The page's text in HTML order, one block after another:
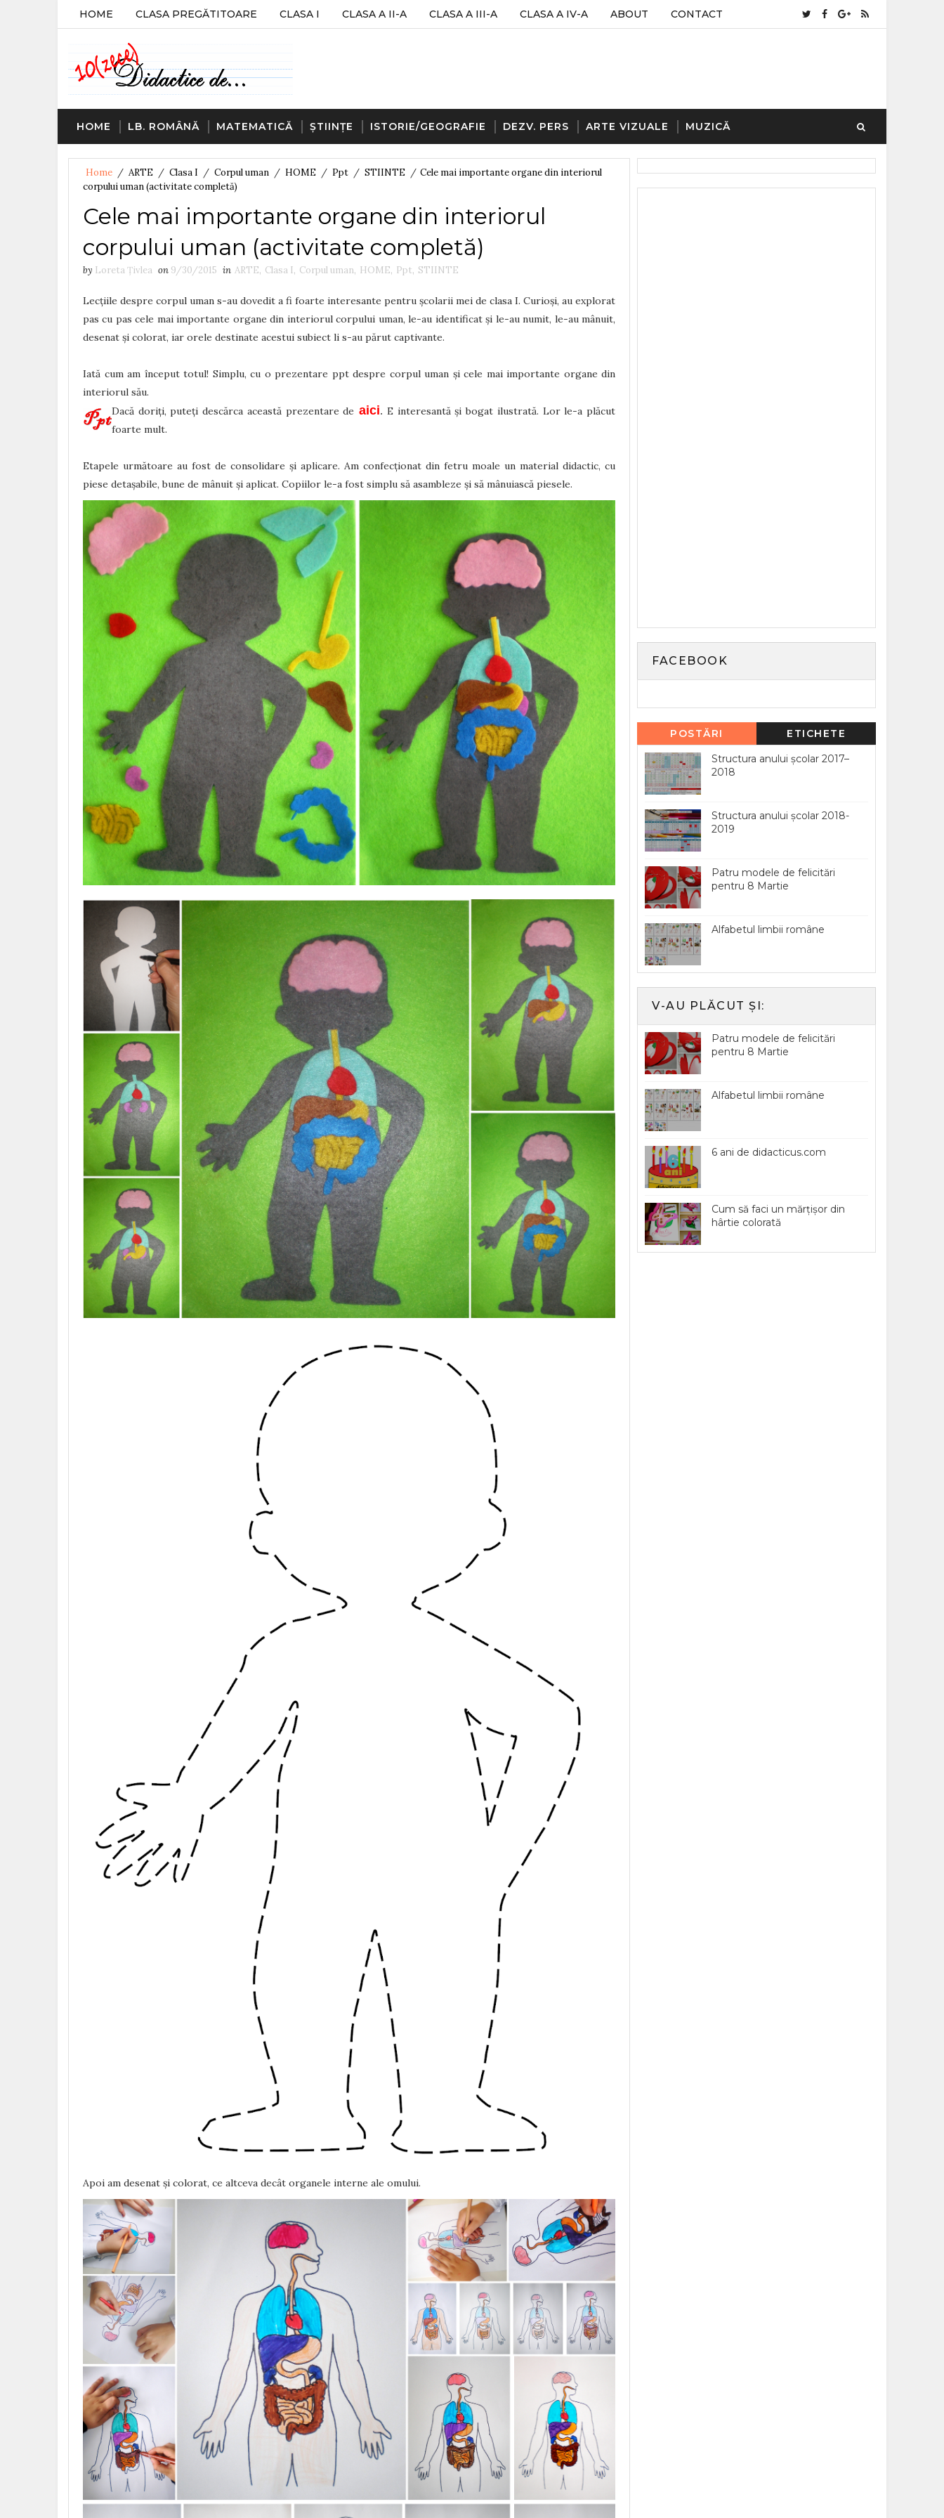
HOME CLASA PREGĂTITOARE CLASA I CLASA A II-A CLASA A III-A CLASA A IV-A ABOUT CONTACT
HOME LB. ROMÂNĂ MATEMATICĂ ȘTIINȚE ISTORIE/GEOGRAFIE DEZV. PERS ARTE VIZUALE MUZICĂ
Home / ARTE / Clasa I / Corpul uman / HOME / Ppt / STIINTE / Cele mai importante organe din interiorul
corpului uman (activitate completă)
Cele mai importante organe din interiorul
corpului uman (activitate completă)
by Loreta Țivlea on 9/30/2015 in ARTE, Clasa I, Corpul uman, HOME, Ppt, STIINTE
Lecțiile despre corpul uman s-au dovedit a fi foarte interesante pentru școlarii mei de clasa I. Curioși, au explorat
pas cu pas cele mai importante organe din interiorul corpului uman, le-au identificat și le-au numit, le-au mânuit,
desenat și colorat, iar orele destinate acestui subiect li s-au părut captivante.
Iată cum am început totul! Simplu, cu o prezentare ppt despre corpul uman și cele mai importante organe din
interiorul său.
Dacă doriți, puteți descărca această prezentare de aici. E interesantă și bogat ilustrată. Lor le-a plăcut
foarte mult.
Etapele următoare au fost de consolidare și aplicare. Am confecționat din fetru moale un material didactic, cu
piese detașabile, bune de mânuit și aplicat. Copiilor le-a fost simplu să asambleze și să mânuiască piesele.
Apoi am desenat și colorat, ce altceva decât organele interne ale omului.
FACEBOOK
POSTĂRI
POPULARE
ETICHETE
Structura anului școlar 2017–
2018
Structura anului școlar 2018-
2019
Patru modele de felicitări
pentru 8 Martie
Alfabetul limbii române
V-AU PLĂCUT ȘI:
Patru modele de felicitări
pentru 8 Martie
Alfabetul limbii române
6 ani de didacticus.com
Cum să faci un mărțișor din
hârtie colorată